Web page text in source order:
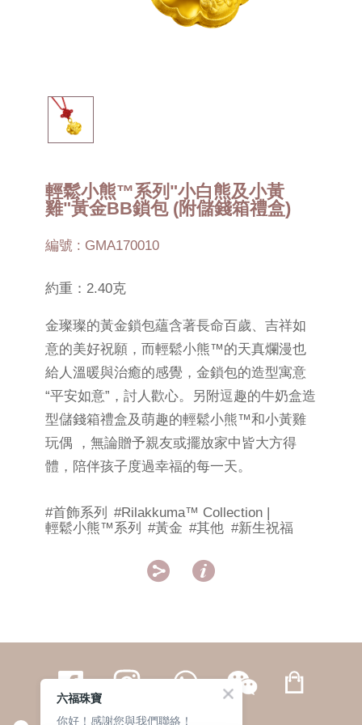
輕鬆小熊™系列"小白熊及小黃
雞"黃金BB鎖包 (附儲錢箱禮盒)
編號 : GMA170010
約重：2.40克
金璨璨的黃金鎖包蘊含著長命百歲、吉祥如
意的美好祝願，而輕鬆小熊™的天真爛漫也
給人溫暖與治癒的感覺，金鎖包的造型寓意
“平安如意”，討人歡心。另附逗趣的牛奶盒造
型儲錢箱禮盒及萌趣的輕鬆小熊™和小黃雞
玩偶 ，無論贈予親友或擺放家中皆大方得
體，陪伴孩子度過幸福的每一天。
#首飾系列
#Rilakkuma™ Collection |
輕鬆小熊™系列
#黃金 #其他 #新生祝福
 
六福珠寶
你好！感謝您與我們聯絡！